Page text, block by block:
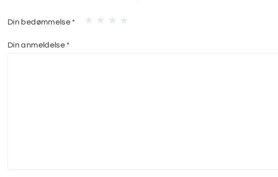
Din bedømmelse *
Din anmeldelse *